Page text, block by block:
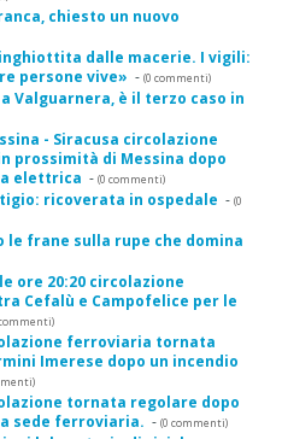
chiesto un nuovo
dalle macerie. I vigili:
persone vive» - (0 commenti)
Valguarnera, è il terzo caso in
- Siracusa circolazione
prossimità di Messina dopo
elettrica - (0 commenti)
ricoverata in ospedale - (0
frane sulla rupe che domina
ore 20:20 circolazione
Cefalù e Campofelice per le
ferroviaria tornata
Imerese dopo un incendio
tornata regolare dopo
sede ferroviaria. - (0 commenti)